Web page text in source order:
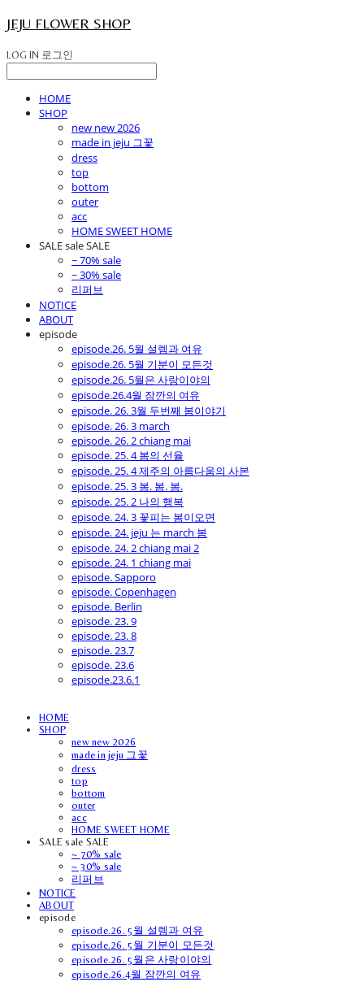
JEJU FLOWER SHOP
LOG IN 로그인
HOME
SHOP
new new 2026
made in jeju 그꽃
dress
top
bottom
outer
acc
HOME SWEET HOME
SALE sale SALE
~ 70% sale
~ 30% sale
리퍼브
NOTICE
ABOUT
episode
episode.26. 5월 설렘과 여유
episode.26. 5월 기분이 모든것
episode.26. 5월은 사랑이야의
episode.26.4월 잠깐의 여유
episode. 26. 3월 두번째 봄이야기
episode. 26. 3 march
episode. 26. 2 chiang mai
episode. 25. 4 봄의 선율
episode. 25. 4 제주의 아름다움의 사본
episode. 25. 3 봄. 봄. 봄.
episode. 25. 2 나의 행복
episode. 24. 3 꽃피는 봄이오면
episode. 24. jeju 는 march 봄
episode. 24. 2 chiang mai 2
episode. 24. 1 chiang mai
episode. Sapporo
episode. Copenhagen
episode. Berlin
episode. 23. 9
episode. 23. 8
episode. 23.7
episode. 23.6
episode.23.6.1
HOME
SHOP
new new 2026
made in jeju 그꽃
dress
top
bottom
outer
acc
HOME SWEET HOME
SALE sale SALE
~ 70% sale
~ 30% sale
리퍼브
NOTICE
ABOUT
episode
episode.26. 5월 설렘과 여유
episode.26. 5월 기분이 모든것
episode.26. 5월은 사랑이야의
episode.26.4월 잠깐의 여유